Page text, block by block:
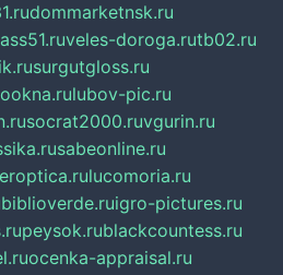
dommarketnsk.ru
veles-doroga.rutb02.ru
surgutgloss.ru
lubov-pic.ru
socrat2000.ruvgurin.ru
sabeonline.ru
lucomoria.ru
biblioverde.ruigro-pictures.ru
peysok.rublackcountess.ru
ocenka-appraisal.ru